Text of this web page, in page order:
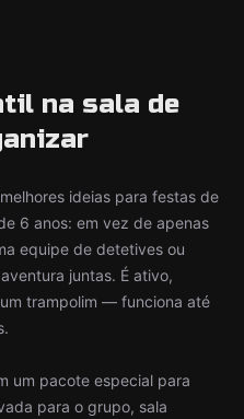
na sala de
ideias para festas de
6 anos: em vez de apenas
equipe de detetives ou
juntas. É ativo,
trampolim — funciona até
um pacote especial para
para o grupo, sala